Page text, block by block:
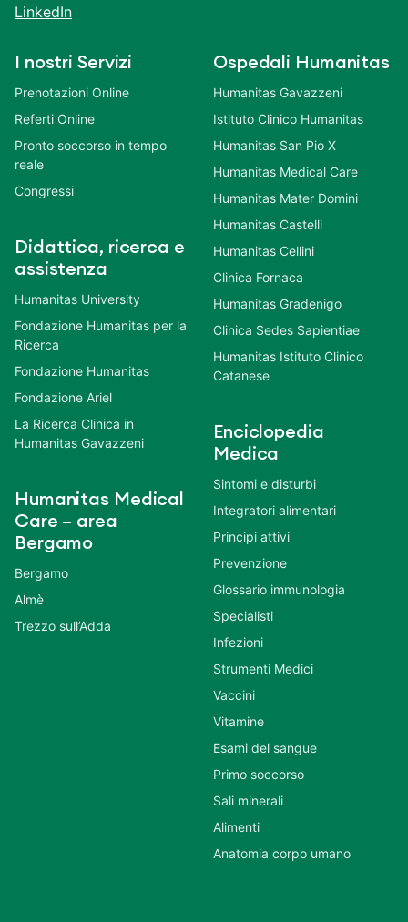
LinkedIn
I nostri Servizi
Prenotazioni Online
Referti Online
Pronto soccorso in tempo
reale
Congressi
Didattica, ricerca e
assistenza
Humanitas University
Fondazione Humanitas per la
Ricerca
Fondazione Humanitas
Fondazione Ariel
La Ricerca Clinica in
Humanitas Gavazzeni
Humanitas Medical
Care – area
Bergamo
Bergamo
Almè
Trezzo sull’Adda
Ospedali Humanitas
Humanitas Gavazzeni
Istituto Clinico Humanitas
Humanitas San Pio X
Humanitas Medical Care
Humanitas Mater Domini
Humanitas Castelli
Humanitas Cellini
Clinica Fornaca
Humanitas Gradenigo
Clinica Sedes Sapientiae
Humanitas Istituto Clinico
Catanese
Enciclopedia
Medica
Sintomi e disturbi
Integratori alimentari
Principi attivi
Prevenzione
Glossario immunologia
Specialisti
Infezioni
Strumenti Medici
Vaccini
Vitamine
Esami del sangue
Primo soccorso
Sali minerali
Alimenti
Anatomia corpo umano